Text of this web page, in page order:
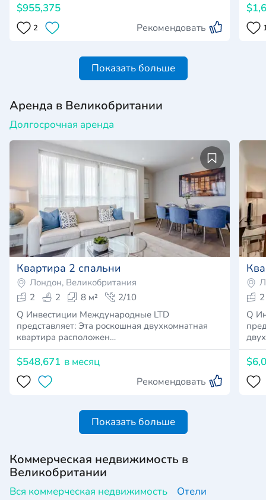
$955,375
2 Рекомендовать
Показать больше
Аренда в Великобритании
Долгосрочная аренда
Квартира 2 спальни
Лондон, Великобритания
2
2 8 м²
2/10
Q Инвестиции Международные LTD
представляет: Эта роскошная двухкомнатная
квартира расположен…
$548,671 в месяц
Рекомендовать
2
Q
Показать больше
Коммерческая недвижимость в
Великобритании
Вся коммерческая недвижимость
Отели